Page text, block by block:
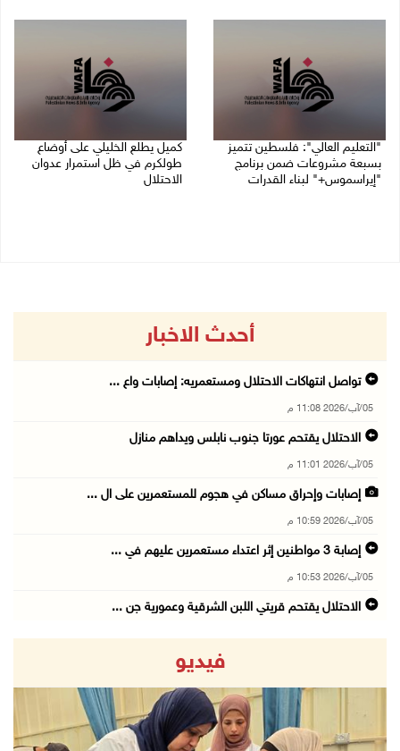
"التعليم العالي": فلسطين تتميز
بسبعة مشروعات ضمن برنامج
"إيراسموس+" لبناء القدرات
كميل يطلع الخليلي على أوضاع
طولكرم في ظل استمرار عدوان
الاحتلال
أحدث الاخبار
تواصل انتهاكات الاحتلال ومستعمريه: إصابات واع ...
05/آب/2026 11:08 م
الاحتلال يقتحم عورتا جنوب نابلس ويداهم منازل
05/آب/2026 11:01 م
إصابات وإحراق مساكن في هجوم للمستعمرين على ال ...
05/آب/2026 10:59 م
إصابة 3 مواطنين إثر اعتداء مستعمرين عليهم في ...
05/آب/2026 10:53 م
الاحتلال يقتحم قريتي اللبن الشرقية وعمورية جن ...
الوزيرة شاهين تبحث مع نظيرها المصري مستجدات ا ...
05/آب/2026 10:43 م
مستعمرون يقتحمون بيت فجار جنوب بيت لحم
05/آب/2026 10:19 م
فيديو